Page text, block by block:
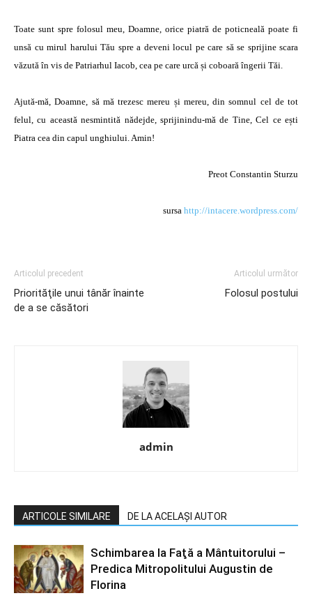
Toate sunt spre folosul meu, Doamne, orice piatră de poticneală poate fi
unsă cu mirul harului Tău spre a deveni locul pe care să se sprijine scara
văzută în vis de Patriarhul Iacob, cea pe care urcă și coboară îngerii Tăi.
Ajută-mă, Doamne, să mă trezesc mereu și mereu, din somnul cel de tot
felul, cu această nesmintită nădejde, sprijinindu-mă de Tine, Cel ce ești
Piatra cea din capul unghiului. Amin!
Preot Constantin Sturzu
sursa http://intacere.wordpress.com/
Articolul precedent
Priorităţile unui tânăr înainte
de a se căsători
Articolul următor
Folosul postului
admin
ARTICOLE SIMILARE DE LA ACELAȘI AUTOR
Schimbarea la Faţă a Mântuitorului –
Predica Mitropolitului Augustin de
Florina